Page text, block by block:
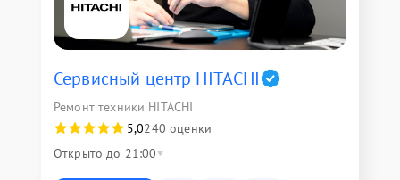
Сервисный центр HITACHI
Ремонт техники HITACHI
5,0240 оценки
Открыто до 21:00